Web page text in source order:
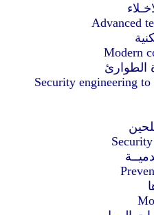
Advanced
Modern
الطوارئ
Security engineering